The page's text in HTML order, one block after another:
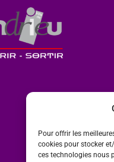
Pour offrir les
cookies pour stocker
ces technologies nous